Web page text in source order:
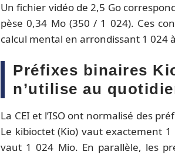
Un fichier vidéo de 2,5 Go
pèse 0,34 Mo (350 / 1 024). Ces
calcul mental en arrondissant 1 024
Préfixes binaires
n’utilise au
La CEI et l’ISO ont normalisé des
Le kibioctet (Kio) vaut exactement
vaut 1 024 Mio. En parallèle, les